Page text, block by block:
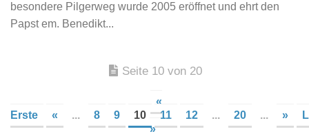
besondere Pilgerweg wurde 2005 eröffnet und ehrt den
Papst em. Benedikt...
Seite 10 von 20
«
Erste
« ... 8 9 10 11 12 ... 20 ... »
»